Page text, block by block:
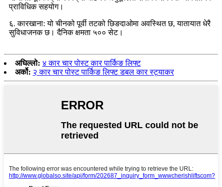
प्राविधिक सहयोग।
६. कारखाना: यो चीनको पूर्वी तटको छिङदाओमा अवस्थित छ, यातायात धेरै
सुविधाजनक छ। दैनिक क्षमता ५०० सेट।
अघिल्लो: ४ कार चार पोस्ट कार पार्किङ लिफ्ट
अर्को: २ कार चार पोस्ट पार्किङ लिफ्ट डबल कार स्ट्याकर